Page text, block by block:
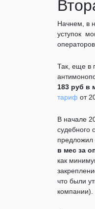
Начнем, в
уступок
Так, еще в
183 руб в
тариф от
В начале
предложил
в мес за
как
что были
компании).